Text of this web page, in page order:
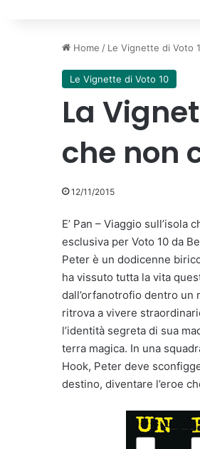
Home / Le Vignette di Voto
Le Vignette di Voto 10
La
che non
12/11/2015
E’ Pan – Viaggio
esclusiva per Voto 10 da
Peter è un dodicenne
ha vissuto tutta la vita
dall’orfanotrofio dentro un
ritrova a vivere
l’identità segreta di sua
terra magica. In una
Hook, Peter deve
destino, diventare l’eroe